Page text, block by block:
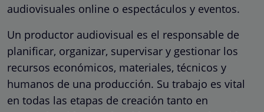
audiovisuales online o espectáculos y eventos.
Un productor audiovisual es el responsable de
planificar, organizar, supervisar y gestionar los
recursos económicos, materiales, técnicos y
humanos de una producción. Su trabajo es vital
en todas las etapas de creación tanto en